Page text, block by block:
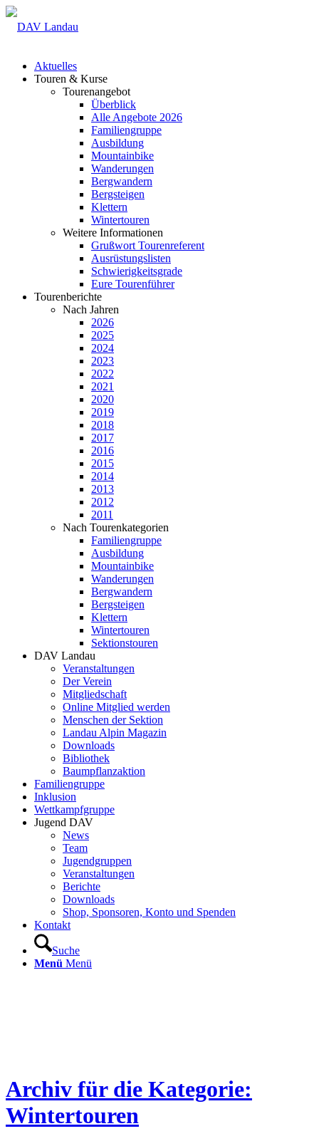
Aktuelles
Touren & Kurse
Tourenangebot
Überblick
Alle Angebote 2026
Familiengruppe
Ausbildung
Mountainbike
Wanderungen
Bergwandern
Bergsteigen
Klettern
Wintertouren
Weitere Informationen
Grußwort Tourenreferent
Ausrüstungslisten
Schwierigkeitsgrade
Eure Tourenführer
Tourenberichte
Nach Jahren
2026
2025
2024
2023
2022
2021
2020
2019
2018
2017
2016
2015
2014
2013
2012
2011
Nach Tourenkategorien
Familiengruppe
Ausbildung
Mountainbike
Wanderungen
Bergwandern
Bergsteigen
Klettern
Wintertouren
Sektionstouren
DAV Landau
Veranstaltungen
Der Verein
Mitgliedschaft
Online Mitglied werden
Menschen der Sektion
Landau Alpin Magazin
Downloads
Bibliothek
Baumpflanzaktion
Familiengruppe
Inklusion
Wettkampfgruppe
Jugend DAV
News
Team
Jugendgruppen
Veranstaltungen
Berichte
Downloads
Shop, Sponsoren, Konto und Spenden
Kontakt
Suche
Menü Menü
Archiv für die Kategorie:
Wintertouren